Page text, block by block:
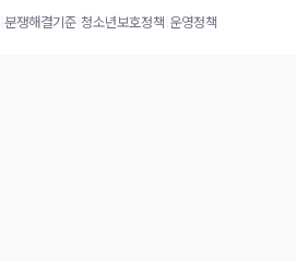
분쟁해결기준 청소년보호정책 운영정책